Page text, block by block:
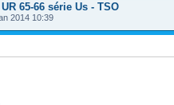
65-66 série Us - TSO
2014 10:39